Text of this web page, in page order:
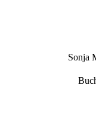
Sonja